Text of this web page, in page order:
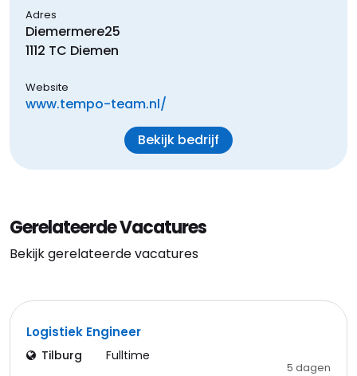
Adres
Diemermere25
1112 TC Diemen
Website
www.tempo-team.nl/
Bekijk bedrijf
Gerelateerde Vacatures
Bekijk gerelateerde vacatures
Logistiek Engineer
Tilburg Fulltime
5 dagen